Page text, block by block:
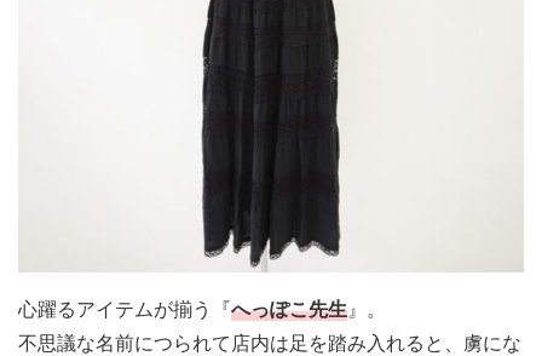
心躍るアイテムが揃う『へっぽこ先生 』。
不思議な名前につられて店内は足を踏み入れると、虜にな